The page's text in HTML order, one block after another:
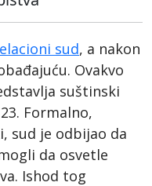
sud, a nakon
Ovakvo
suštinski
Formalno,
sud je odbijao da
da osvetle
Ishod tog